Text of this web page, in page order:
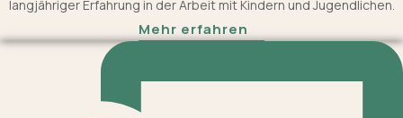
langjähriger Erfahrung in der Arbeit mit Kindern und Jugendlichen.
Mehr erfahren